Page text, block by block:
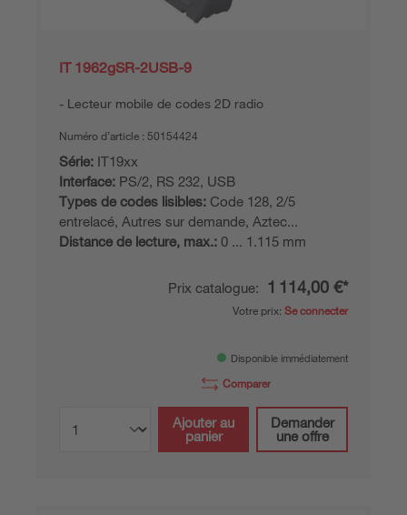
IT 1962gSR-2USB-9
Lecteur mobile de codes 2D radio
Numéro d’article : 50154424
Série: IT19xx
Interface: PS/2, RS 232, USB
Types de codes lisibles: Code 128, 2/5
entrelacé, Autres sur demande, Aztec...
Distance de lecture, max.: 0 ... 1.115 mm
Prix catalogue: 1 114,00 €*
Votre prix: Se connecter
Disponible immédiatement
Comparer
Ajouter au
panier
Demander
une offre